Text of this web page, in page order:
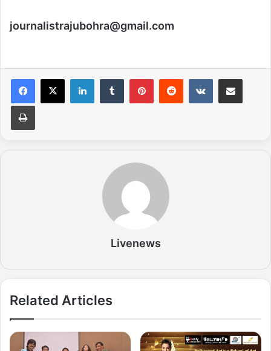
journalistrajubohra@gmail.com
Livenews
Related Articles